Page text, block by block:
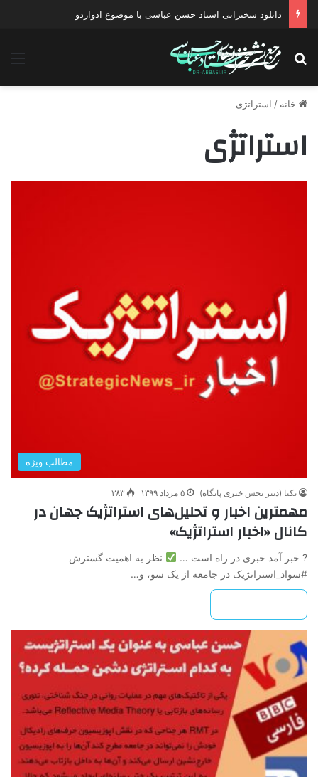
دانلود سخنرانی استاد حسن عباسی با موضوع ادواردو
جستجو برای
خانه / استراتژی
استراتژی
مطالب ویژه
یکتا (دبیر بخش خبری پایگاه) ۵ مرداد ۱۳۹۹ ۳۸۳
مهمترین اخبار و تحلیل‌های استراتژیک جهان در
کانال «اخبار استراتژیک»
? خبر آمد خبری در راه است …
نظر به اهمیت گسترش
#سواد_استراتژیک در جامعه از یک سو، و…